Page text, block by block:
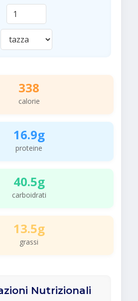
338
calorie
16.9g
proteine
40.5g
carboidrati
13.5g
grassi
Nutrizionali